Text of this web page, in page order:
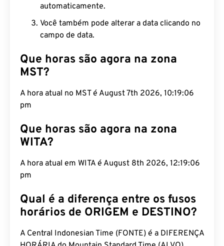
automaticamente.
Você também pode alterar a data clicando no
campo de data.
Que horas são agora na zona
MST?
A hora atual no MST é August 7th 2026, 10:19:07
pm
Que horas são agora na zona
WITA?
A hora atual em WITA é August 8th 2026, 12:19:07
pm
Qual é a diferença entre os fusos
horários de ORIGEM e DESTINO?
A Central Indonesian Time (FONTE) é a DIFERENÇA